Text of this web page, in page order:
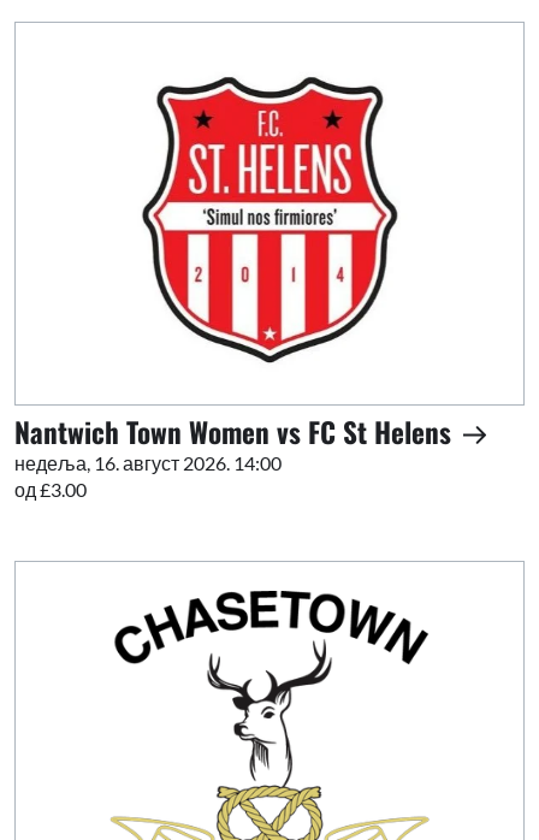
Nantwich Town Women vs FC St Helens
недеља, 16. август 2026. 14:00
од £3.00